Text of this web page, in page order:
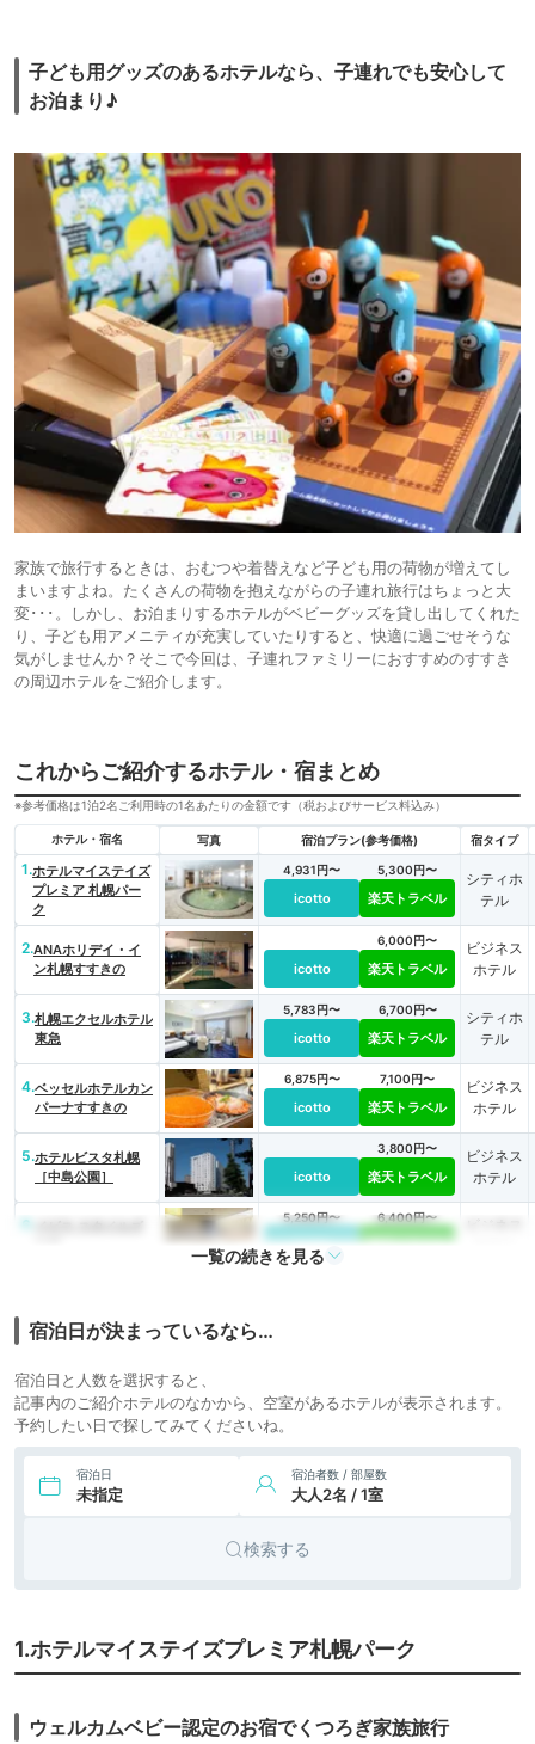
子ども用グッズのあるホテルなら、子連れでも安心して
お泊まり♪
家族で旅行するときは、おむつや着替えなど子ども用の荷物が増えてし
まいますよね。たくさんの荷物を抱えながらの子連れ旅行はちょっと大
変･･･。しかし、お泊まりするホテルがベビーグッズを貸し出してくれた
り、子ども用アメニティが充実していたりすると、快適に過ごせそうな
気がしませんか？そこで今回は、子連れファミリーにおすすめのすすき
の周辺ホテルをご紹介します。
これからご紹介するホテル・宿まとめ
※参考価格は1泊2名ご利用時の1名あたりの金額です（税およびサービス料込み）
ホテル・宿名 写真 宿泊プラン(参考価格) 宿タイプ
1.ホテルマイステイズ
プレミア 札幌パー
ク
4,931円〜
icotto
5,300円〜
楽天トラベル
シティホ
テル
2.ANAホリデイ・イ
ン札幌すすきの
icotto
6,000円〜
楽天トラベル
ビジネス
ホテル
3.札幌エクセルホテル
東急
5,783円〜
icotto
6,700円〜
楽天トラベル
シティホ
テル
4.ベッセルホテルカン
パーナすすきの
6,875円〜
icotto
7,100円〜
楽天トラベル
ビジネス
ホテル
5.ホテルビスタ札幌
［中島公園］
icotto
3,800円〜
楽天トラベル
ビジネス
ホテル
6. 5,250円〜
icotto
6,400円〜
楽天トラベル
札幌
9.ダイワロイネットホ
テル札幌すすきの
icotto 楽天トラベル
ホテル
一覧の続きを見る
宿泊日が決まっているなら…
宿泊日と人数を選択すると、
記事内のご紹介ホテルのなかから、空室があるホテルが表示されます。
予約したい日で探してみてくださいね。
宿泊日
未指定
宿泊者数 / 部屋数
大人2名 / 1室
検索する
1.ホテルマイステイズプレミア札幌パーク
ウェルカムベビー認定のお宿でくつろぎ家族旅行